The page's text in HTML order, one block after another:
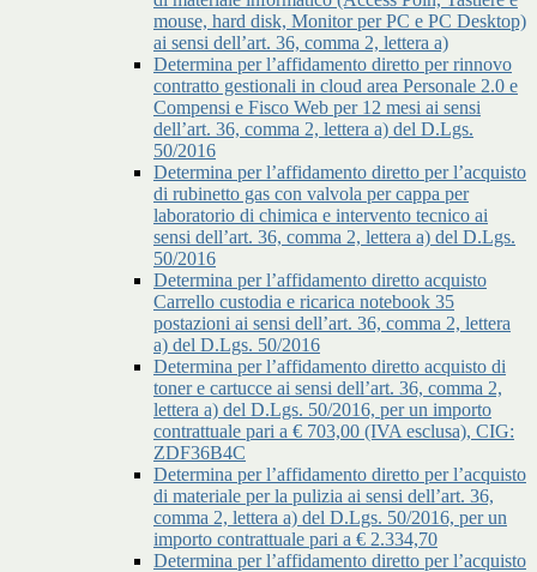
mouse, hard disk, Monitor per PC e PC Desktop)
ai sensi dell’art. 36, comma 2, lettera a)
Determina per l’affidamento diretto per rinnovo
contratto gestionali in cloud area Personale 2.0 e
Compensi e Fisco Web per 12 mesi ai sensi
dell’art. 36, comma 2, lettera a) del D.Lgs.
50/2016
Determina per l’affidamento diretto per l’acquisto
di rubinetto gas con valvola per cappa per
laboratorio di chimica e intervento tecnico ai
sensi dell’art. 36, comma 2, lettera a) del D.Lgs.
50/2016
Determina per l’affidamento diretto acquisto
Carrello custodia e ricarica notebook 35
postazioni ai sensi dell’art. 36, comma 2, lettera
a) del D.Lgs. 50/2016
Determina per l’affidamento diretto acquisto di
toner e cartucce ai sensi dell’art. 36, comma 2,
lettera a) del D.Lgs. 50/2016, per un importo
contrattuale pari a € 703,00 (IVA esclusa), CIG:
ZDF36B4C
Determina per l’affidamento diretto per l’acquisto
di materiale per la pulizia ai sensi dell’art. 36,
comma 2, lettera a) del D.Lgs. 50/2016, per un
importo contrattuale pari a € 2.334,70
Determina per l’affidamento diretto per l’acquisto